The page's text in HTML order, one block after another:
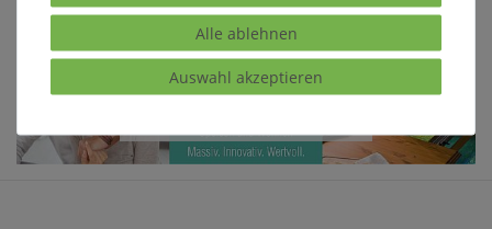
PROSPEKT GÖTEBORG
Alle ablehnen
Auswahl akzeptieren